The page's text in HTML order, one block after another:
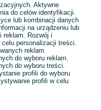
Aktywne
do celów identyfikacji.
lub kombinacji danych
na urządzeniu lub
reklam. Rozwój i
personalizacji treści.
reklam.
do wyboru reklam.
do wyboru treści.
profili do wyboru
profili w celu